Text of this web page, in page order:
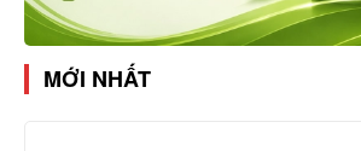
MỚI NHẤT